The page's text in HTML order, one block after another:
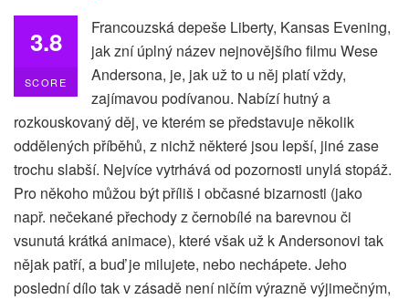
3.8
SCORE
Francouzská depeše Liberty, Kansas Evening,
jak zní úplný název nejnovějšího filmu Wese
Andersona, je, jak už to u něj platí vždy,
zajímavou podívanou. Nabízí hutný a
rozkouskovaný děj, ve kterém se představuje několik
oddělených příběhů, z nichž některé jsou lepší, jiné zase
trochu slabší. Nejvíce vytrhává od pozornosti unylá stopáž.
Pro někoho můžou být příliš i občasné bizarnosti (jako
např. nečekané přechody z černobílé na barevnou či
vsunutá krátká animace), které však už k Andersonovi tak
nějak patří, a buď je milujete, nebo nechápete. Jeho
poslední dílo tak v zásadě není ničím výrazně výjimečným,